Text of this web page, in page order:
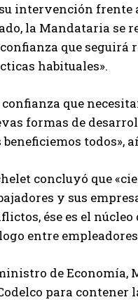
intervención frente
la Mandataria se
que
habituales».
confianza que
formas de
beneficiemos todos»,
concluyó que
y sus
ése es el
entre
de Economía,
para contener